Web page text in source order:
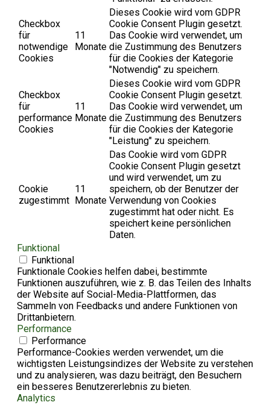
Checkbox
für
notwendige
Cookies
11
Monate
Dieses Cookie wird vom GDPR
Cookie Consent Plugin gesetzt.
Das Cookie wird verwendet, um
die Zustimmung des Benutzers
für die Cookies der Kategorie
"Notwendig" zu speichern.
Checkbox
für
performance
Cookies
11
Monate
Dieses Cookie wird vom GDPR
Cookie Consent Plugin gesetzt.
Das Cookie wird verwendet, um
die Zustimmung des Benutzers
für die Cookies der Kategorie
"Leistung" zu speichern.
Cookie
zugestimmt
11
Monate
Das Cookie wird vom GDPR
Cookie Consent Plugin gesetzt
und wird verwendet, um zu
speichern, ob der Benutzer der
Verwendung von Cookies
zugestimmt hat oder nicht. Es
speichert keine persönlichen
Daten.
Funktional
Funktional
Funktionale Cookies helfen dabei, bestimmte
Funktionen auszuführen, wie z. B. das Teilen des Inhalts
der Website auf Social-Media-Plattformen, das
Sammeln von Feedbacks und andere Funktionen von
Drittanbietern.
Performance
Performance
Performance-Cookies werden verwendet, um die
wichtigsten Leistungsindizes der Website zu verstehen
und zu analysieren, was dazu beiträgt, den Besuchern
ein besseres Benutzererlebnis zu bieten.
Analytics